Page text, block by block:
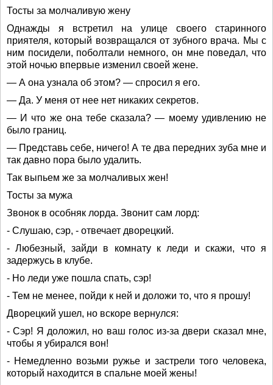
Тосты за молчаливую жену
Однажды я встретил на улице своего старинного
приятеля, который возвращался от зубного врача. Мы с
ним посидели, поболтали немного, он мне поведал, что
этой ночью впервые изменил своей жене.
— А она узнала об этом? — спросил я его.
— Да. У меня от нее нет никаких секретов.
— И что же она тебе сказала? — моему удивлению не
было границ.
— Представь себе, ничего! А те два передних зуба мне и
так давно пора было удалить.
Так выпьем же за молчаливых жен!
Тосты за мужа
Звонок в особняк лорда. Звонит сам лорд:
- Слушаю, сэр, - отвечает дворецкий.
- Любезный, зайди в комнату к леди и скажи, что я
задержусь в клубе.
- Но леди уже пошла спать, сэр!
- Тем не менее, пойди к ней и доложи то, что я прошу!
Дворецкий ушел, но вскоре вернулся:
- Сэр! Я доложил, но ваш голос из-за двери сказал мне,
чтобы я убирался вон!
- Немедленно возьми ружье и застрели того человека,
который находится в спальне моей жены!